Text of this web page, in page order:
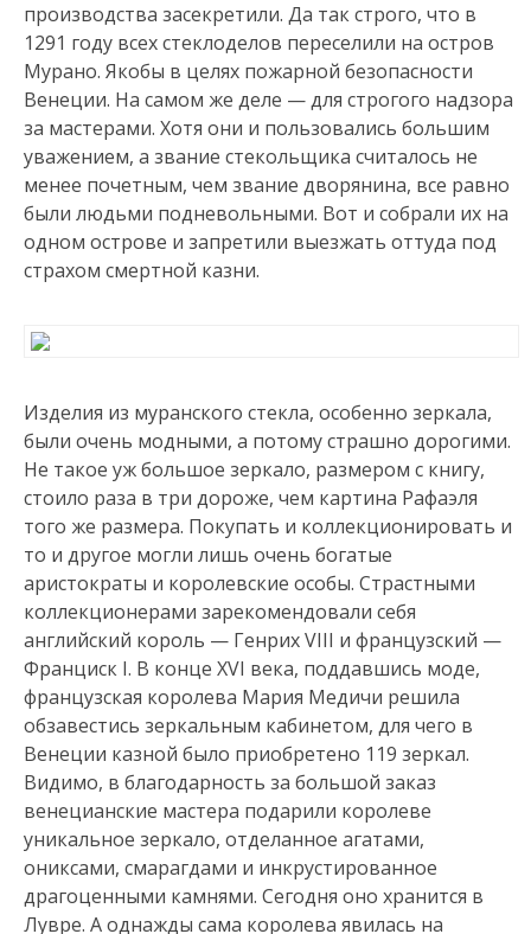
производства засекретили. Да так строго, что в
1291 году всех стеклоделов переселили на остров
Мурано. Якобы в целях пожарной безопасности
Венеции. На самом же деле — для строгого надзора
за мастерами. Хотя они и пользовались большим
уважением, а звание стекольщика считалось не
менее почетным, чем звание дворянина, все равно
были людьми подневольными. Вот и собрали их на
одном острове и запретили выезжать оттуда под
страхом смертной казни.
Изделия из муранского стекла, особенно зеркала,
были очень модными, а потому страшно дорогими.
Не такое уж большое зеркало, размером с книгу,
стоило раза в три дороже, чем картина Рафаэля
того же размера. Покупать и коллекционировать и
то и другое могли лишь очень богатые
аристократы и королевские особы. Страстными
коллекционерами зарекомендовали себя
английский король — Генрих VIII и французский —
Франциск I. В конце XVI века, поддавшись моде,
французская королева Мария Медичи решила
обзавестись зеркальным кабинетом, для чего в
Венеции казной было приобретено 119 зеркал.
Видимо, в благодарность за большой заказ
венецианские мастера подарили королеве
уникальное зеркало, отделанное агатами,
ониксами, смарагдами и инкрустированное
драгоценными камнями. Сегодня оно хранится в
Лувре. А однажды сама королева явилась на